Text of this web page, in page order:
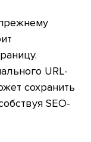
URL-
сохранить
SEO-